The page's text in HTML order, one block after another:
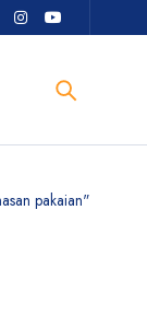
pakaian"